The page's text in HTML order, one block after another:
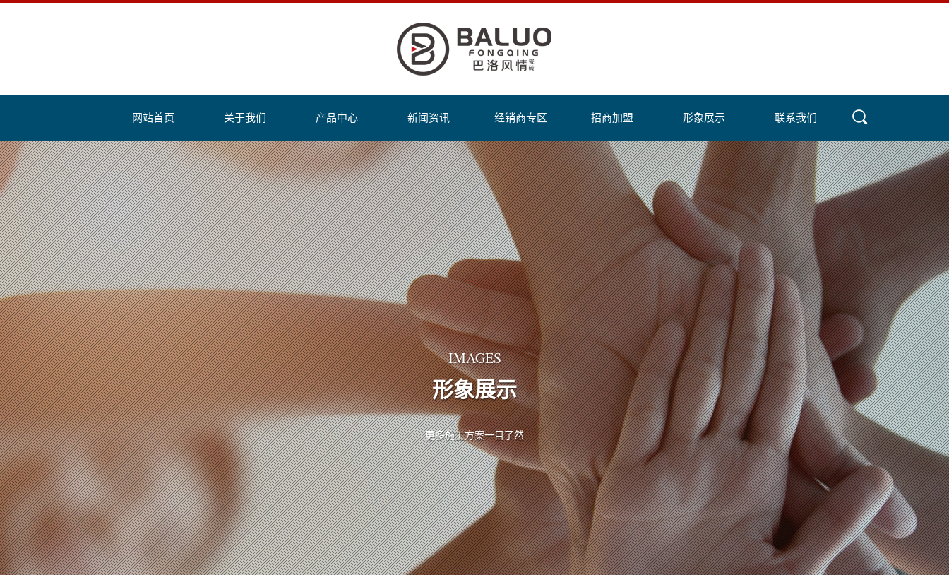
网站首页 关于我们 产品中心 新闻资讯 经销商专区 招商加盟 形象展示 联系我们
IMAGES
形象展示
更多施工方案一目了然